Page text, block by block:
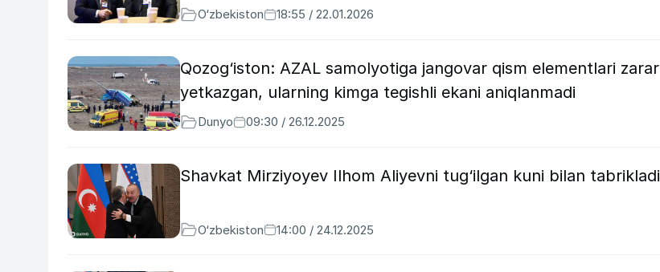
O‘zbekiston 18:55 / 22.01.2026
Qozog‘iston: AZAL samolyotiga jangovar qism elementlari zarar
yetkazgan, ularning kimga tegishli ekani aniqlanmadi
Dunyo 09:30 / 26.12.2025
Shavkat Mirziyoyev Ilhom Aliyevni tug‘ilgan kuni bilan tabrikladi
O‘zbekiston 14:00 / 24.12.2025